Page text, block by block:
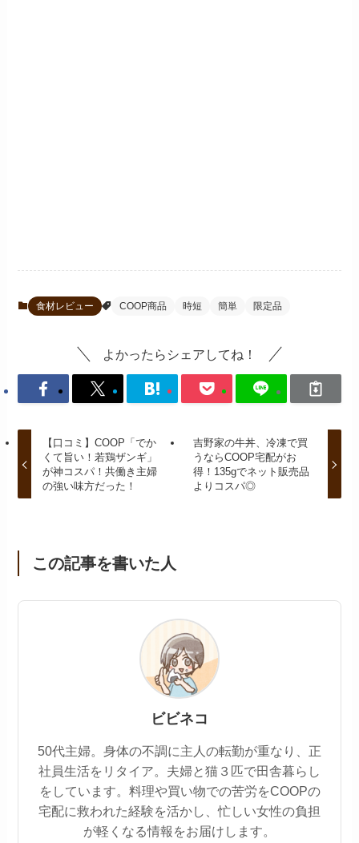
食材レビュー COOP商品 時短 簡単 限定品
よかったらシェアしてね！
【口コミ】COOP「でか
くて旨い！若鶏ザンギ」
が神コスパ！共働き主婦
の強い味方だった！
吉野家の牛丼、冷凍で買
うならCOOP宅配がお
得！135gでネット販売品
よりコスパ◎
この記事を書いた人
ビビネコ
50代主婦。身体の不調に主人の転勤が重なり、正
社員生活をリタイア。夫婦と猫３匹で田舎暮らし
をしています。料理や買い物での苦労をCOOPの
宅配に救われた経験を活かし、忙しい女性の負担
が軽くなる情報をお届けします。